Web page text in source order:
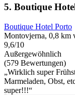
5. Boutique
Boutique Hotel Porto
Montovjerna, 0,8 km
9,6/10
Außergewöhnlich
(579 Bewertungen)
„Wirklich super
Marmeladen, Obst,
super!!!“